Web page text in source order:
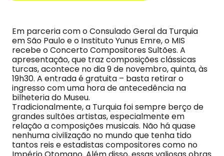
Em parceria com o Consulado Geral da Turquia
em São Paulo e o Instituto Yunus Emre, o MIS
recebe o Concerto Compositores Sultões. A
apresentação, que traz composições clássicas
turcas, acontece no dia 9 de novembro, quinta, às
19h30. A entrada é gratuita – basta retirar o
ingresso com uma hora de antecedência na
bilheteria do Museu.
Tradicionalmente, a Turquia foi sempre berço de
grandes sultões artistas, especialmente em
relação a composições musicais. Não há quase
nenhuma civilização no mundo que tenha tido
tantos reis e estadistas compositores como no